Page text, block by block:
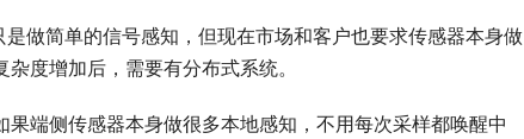
做简单的信号感知，但现在市场和客户也要求传感器本身做
度增加后，需要有分布式系统。
端侧传感器本身做很多本地感知，不用每次采样都唤醒中